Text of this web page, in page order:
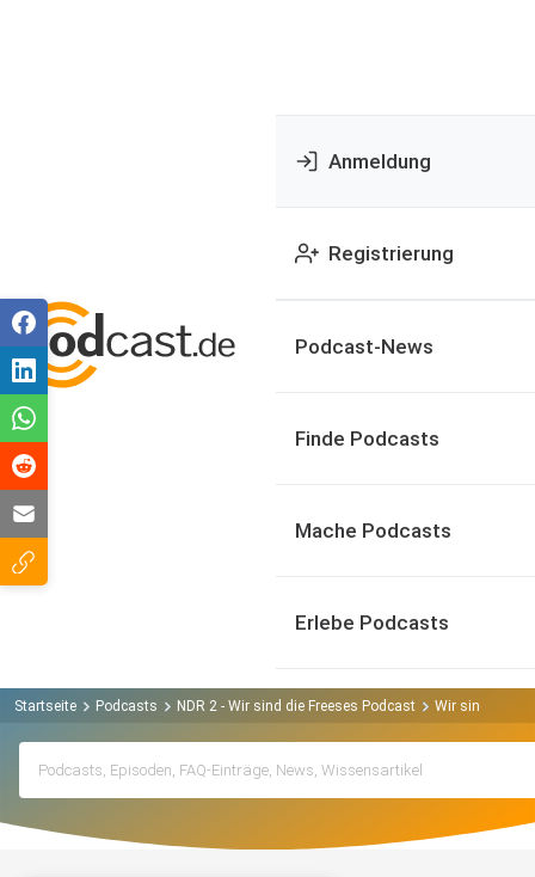
Anmeldung
Registrierung
Podcast-News
Finde Podcasts
Mache Podcasts
Erlebe Podcasts
Startseite Podcasts NDR 2 - Wir sind die Freeses Podcast Wir sind die